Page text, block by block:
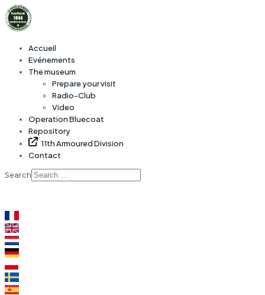
Accueil
Evénements
The museum
Prepare your visit
Radio-Club
Video
Operation Bluecoat
Repository
11th Armoured Division
Contact
Search